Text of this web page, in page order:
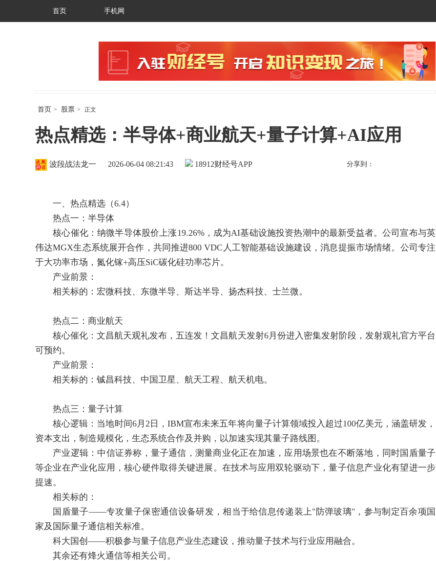
首页 手机网
首页 > 股票 > 正文
热点精选：半导体+商业航天+量子计算+AI应用
财经号APP
波段战法龙一 2026-06-04 08:21:43 18912 分享到：
一、热点精选（6.4）
热点一：半导体
核心催化：纳微半导体股价上涨19.26%，成为AI基础设施投资热潮中的最新受益者。公司宣布与英
伟达MGX生态系统展开合作，共同推进800 VDC人工智能基础设施建设，消息提振市场情绪。公司专注
于大功率市场，氮化镓+高压SiC碳化硅功率芯片。
产业前景：
相关标的：宏微科技、东微半导、斯达半导、扬杰科技、士兰微。
热点二：商业航天
核心催化：文昌航天观礼发布，五连发！文昌航天发射6月份进入密集发射阶段，发射观礼官方平台
可预约。
产业前景：
相关标的：铖昌科技、中国卫星、航天工程、航天机电。
热点三：量子计算
核心逻辑：当地时间6月2日，IBM宣布未来五年将向量子计算领域投入超过100亿美元，涵盖研发，
资本支出，制造规模化，生态系统合作及并购，以加速实现其量子路线图。
产业逻辑：中信证券称，量子通信，测量商业化正在加速，应用场景也在不断落地，同时国盾量子
等企业在产业化应用，核心硬件取得关键进展。在技术与应用双轮驱动下，量子信息产业化有望进一步
提速。
相关标的：
国盾量子——专攻量子保密通信设备研发，相当于给信息传递装上"防弹玻璃"，参与制定百余项国
家及国际量子通信相关标准。
科大国创——积极参与量子信息产业生态建设，推动量子技术与行业应用融合。
其余还有烽火通信等相关公司。